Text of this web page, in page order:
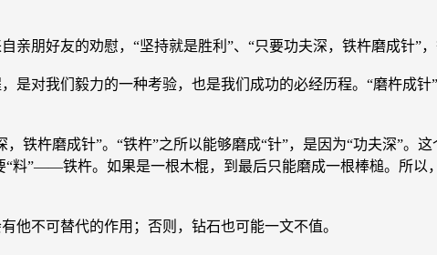
亲朋好友的劝慰，“坚持就是胜利”、“只要功夫深，铁杵磨成针”，
对我们毅力的一种考验，也是我们成功的必经历程。“磨杵成针
杵磨成针”。“铁杵”之所以能够磨成“针”，是因为“功夫深”。
“料”——铁杵。如果是一根木棍，到最后只能磨成一根棒槌。所以
不可替代的作用；否则，钻石也可能一文不值。